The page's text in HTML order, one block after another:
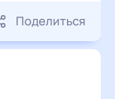
Поделиться